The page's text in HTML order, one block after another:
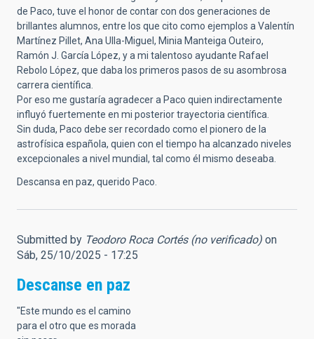
de Paco, tuve el honor de contar con dos generaciones de
brillantes alumnos, entre los que cito como ejemplos a Valentín
Martínez Pillet, Ana Ulla-Miguel, Minia Manteiga Outeiro,
Ramón J. García López, y a mi talentoso ayudante Rafael
Rebolo López, que daba los primeros pasos de su asombrosa
carrera científica.
Por eso me gustaría agradecer a Paco quien indirectamente
influyó fuertemente en mi posterior trayectoria científica.
Sin duda, Paco debe ser recordado como el pionero de la
astrofísica española, quien con el tiempo ha alcanzado niveles
excepcionales a nivel mundial, tal como él mismo deseaba.
Descansa en paz, querido Paco.
Submitted by Teodoro Roca Cortés (no verificado) on
Sáb, 25/10/2025 - 17:25
Descanse en paz
"Este mundo es el camino
para el otro que es morada